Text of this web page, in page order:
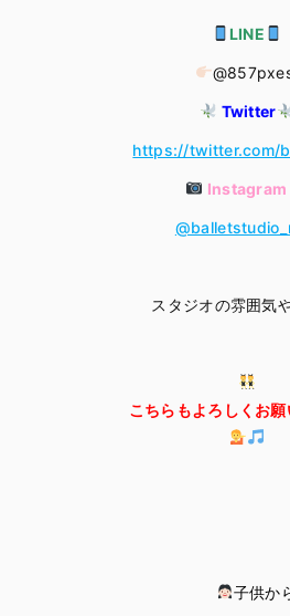
LINE
Twitter
https://twitter.com/
Instagram
スタジオの雰囲気
こちらもよろしくお
子供か